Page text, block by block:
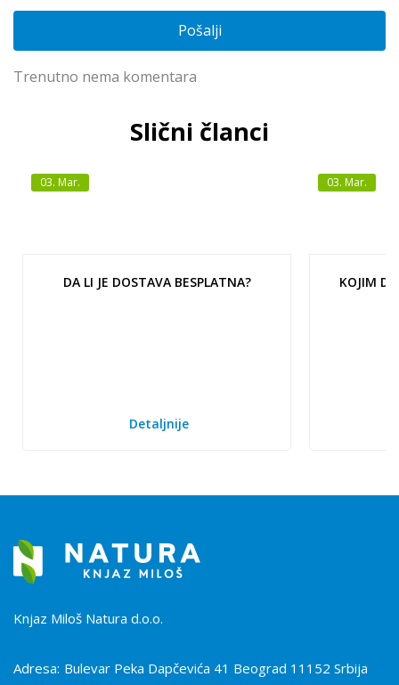
Pošalji
Trenutno nema komentara
Slični članci
03. Mar.
DA LI JE DOSTAVA BESPLATNA?
Detaljnije
03. Mar.
KOJIM
Knjaz Miloš Natura d.o.o.
Adresa: Bulevar Peka Dapčevića 41 Beograd 11152 Srbija